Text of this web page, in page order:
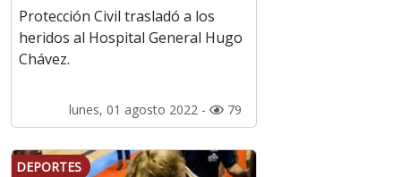
Protección Civil trasladó a los
heridos al Hospital General Hugo
Chávez.
lunes, 01 agosto 2022 - 79
DEPORTES